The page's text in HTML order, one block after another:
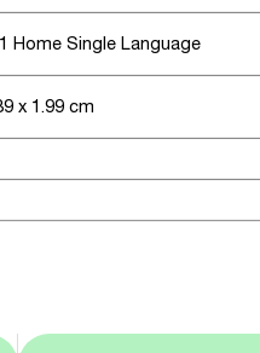
Home Single Language
x 1.99 cm
(Core i7 1260P/ 8GB/